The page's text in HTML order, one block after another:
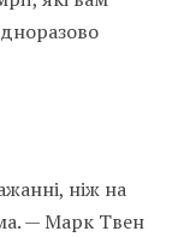
ніж на
— Марк Твен